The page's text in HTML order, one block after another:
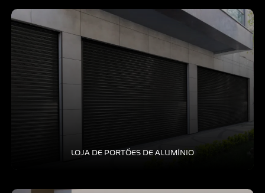
LOJA DE PORTÕES DE ALUMÍNIO